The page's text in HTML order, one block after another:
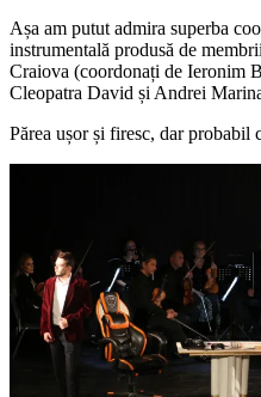
Așa am putut admira superba
instrumentală produsă de
Craiova (coordonați de Ieronim
Cleopatra David și Andrei
Părea ușor și firesc, dar probabil